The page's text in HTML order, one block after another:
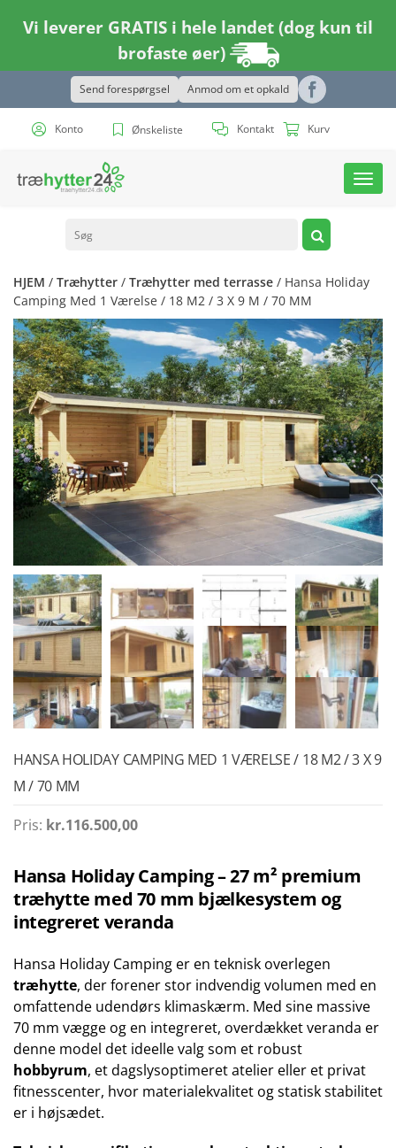
Vi leverer GRATIS i hele landet (dog kun til
brofaste øer)
Send forespørgsel Anmod om et opkald
Konto Ønskeliste Kontakt Kurv
HJEM / Træhytter / Træhytter med terrasse / Hansa Holiday
Camping Med 1 Værelse / 18 M2 / 3 X 9 M / 70 MM
HANSA HOLIDAY CAMPING MED 1 VÆRELSE / 18 M2 / 3 X 9
M / 70 MM
Pris: kr.116.500,00
Hansa Holiday Camping – 27 m² premium
træhytte med 70 mm bjælkesystem og
integreret veranda
Hansa Holiday Camping er en teknisk overlegen
træhytte, der forener stor indvendig volumen med en
omfattende udendørs klimaskærm. Med sine massive
70 mm vægge og en integreret, overdækket veranda er
denne model det ideelle valg som et robust
hobbyrum, et dagslysoptimeret atelier eller et privat
fitnesscenter, hvor materialekvalitet og statisk stabilitet
er i højsædet.